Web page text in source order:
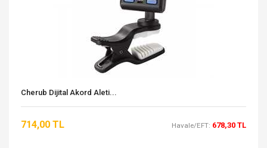
Cherub Dijital Akord Aleti...
714,00 TL Havale/EFT: 678,30 TL